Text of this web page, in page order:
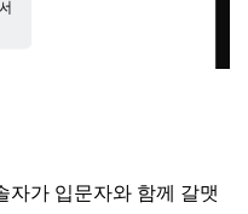
자가 입문자와 함께 갈맷